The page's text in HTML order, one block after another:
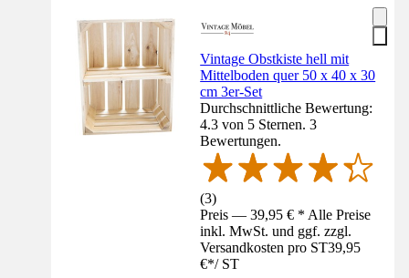
Vintage Obstkiste hell mit
Mittelboden quer 50 x 40 x 30
cm 3er-Set
Durchschnittliche Bewertung:
4.3 von 5 Sternen. 3
Bewertungen.
(3)
Preis — 39,95 € * Alle Preise
inkl. MwSt. und ggf. zzgl.
Versandkosten pro ST39,95
€*/ ST